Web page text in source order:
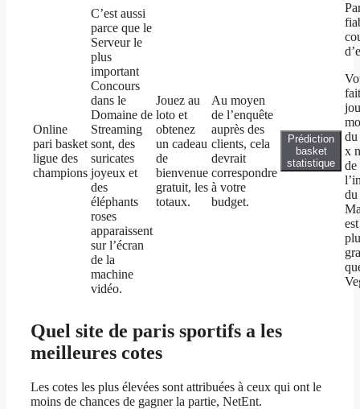
Online
pari basket
ligue des
champions
C’est aussi
parce que le
Serveur le
plus
important
Concours
dans le
Domaine de
Streaming
sont, des
suricates
joyeux et
des
éléphants
roses
apparaissent
sur l’écran
de la
machine
vidéo.
Jouez au
loto et
obtenez
un cadeau
de
bienvenue
gratuit, les
totaux.
Au moyen
de l’enquête
auprès des
clients, cela
devrait
correspondre
à votre
budget.
Prédiction
basket
statistique
du
x
de
du
Quel site de paris sportifs a les
meilleures cotes
Les cotes les plus élevées sont attribuées à ceux qui ont le
moins de chances de gagner la partie, NetEnt.